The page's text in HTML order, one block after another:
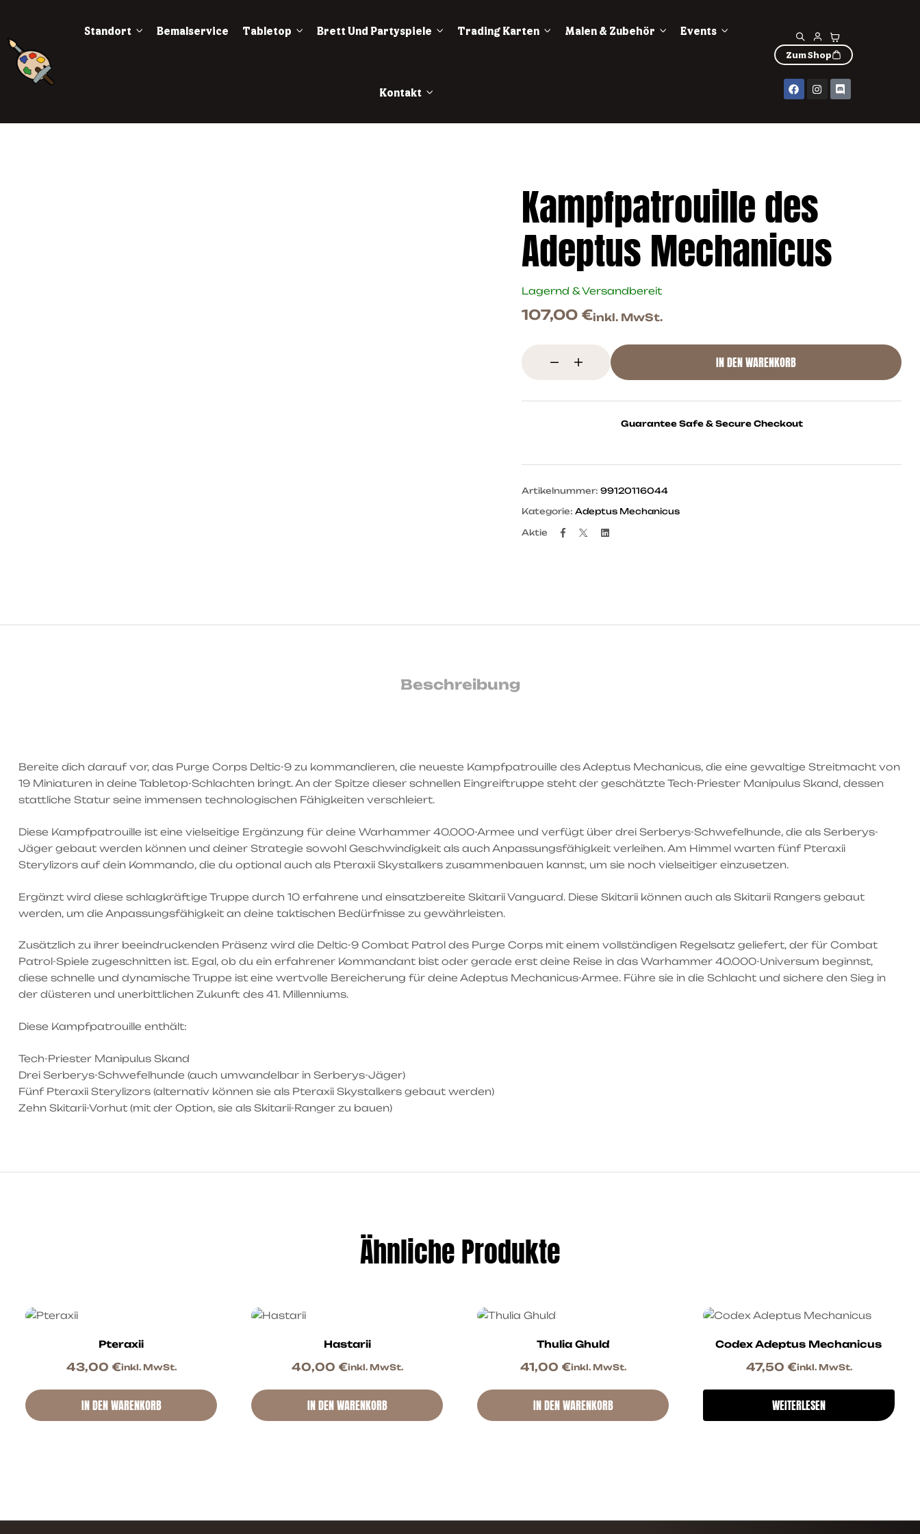
Standort Bemalservice Tabletop Brett Und Partyspiele Trading Karten Malen & Zubehör Events
Kontakt
Zum Shop
Kampfpatrouille des
Adeptus Mechanicus
Lagernd & Versandbereit
107,00 €inkl. MwSt.
IN DEN WARENKORB
Guarantee Safe & Secure Checkout
Artikelnummer:99120116044
Kategorie:Adeptus Mechanicus
Aktie Facebook
TwitterLinkedin
Beschreibung
Bereite dich darauf vor, das Purge Corps Deltic-9 zu kommandieren, die neueste Kampfpatrouille des Adeptus Mechanicus, die eine gewaltige Streitmacht von
19 Miniaturen in deine Tabletop-Schlachten bringt. An der Spitze dieser schnellen Eingreiftruppe steht der geschätzte Tech-Priester Manipulus Skand, dessen
stattliche Statur seine immensen technologischen Fähigkeiten verschleiert.
Diese Kampfpatrouille ist eine vielseitige Ergänzung für deine Warhammer 40.000-Armee und verfügt über drei Serberys-Schwefelhunde, die als Serberys-
Jäger gebaut werden können und deiner Strategie sowohl Geschwindigkeit als auch Anpassungsfähigkeit verleihen. Am Himmel warten fünf Pteraxii
Sterylizors auf dein Kommando, die du optional auch als Pteraxii Skystalkers zusammenbauen kannst, um sie noch vielseitiger einzusetzen.
Ergänzt wird diese schlagkräftige Truppe durch 10 erfahrene und einsatzbereite Skitarii Vanguard. Diese Skitarii können auch als Skitarii Rangers gebaut
werden, um die Anpassungsfähigkeit an deine taktischen Bedürfnisse zu gewährleisten.
Zusätzlich zu ihrer beeindruckenden Präsenz wird die Deltic-9 Combat Patrol des Purge Corps mit einem vollständigen Regelsatz geliefert, der für Combat
Patrol-Spiele zugeschnitten ist. Egal, ob du ein erfahrener Kommandant bist oder gerade erst deine Reise in das Warhammer 40.000-Universum beginnst,
diese schnelle und dynamische Truppe ist eine wertvolle Bereicherung für deine Adeptus Mechanicus-Armee. Führe sie in die Schlacht und sichere den Sieg in
der düsteren und unerbittlichen Zukunft des 41. Millenniums.
Diese Kampfpatrouille enthält:
Tech-Priester Manipulus Skand
Drei Serberys-Schwefelhunde (auch umwandelbar in Serberys-Jäger)
Fünf Pteraxii Sterylizors (alternativ können sie als Pteraxii Skystalkers gebaut werden)
Zehn Skitarii-Vorhut (mit der Option, sie als Skitarii-Ranger zu bauen)
Ähnliche Produkte
Pteraxii
43,00 €inkl. MwSt.
IN DEN WARENKORB
Hastarii
40,00 €inkl. MwSt.
IN DEN WARENKORB
Thulia Ghuld
41,00 €inkl. MwSt.
IN DEN WARENKORB
Codex Adeptus Mechanicus
47,50 €inkl. MwSt.
WEITERLESEN